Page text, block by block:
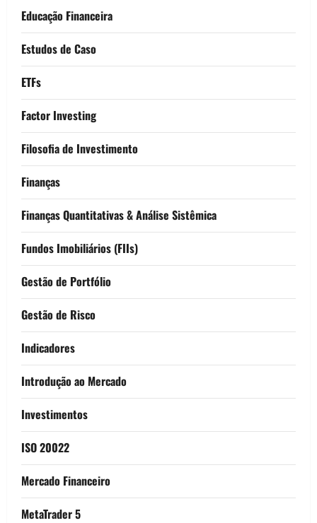
Educação Financeira
Estudos de Caso
ETFs
Factor Investing
Filosofia de Investimento
Finanças
Finanças Quantitativas & Análise Sistêmica
Fundos Imobiliários (FIIs)
Gestão de Portfólio
Gestão de Risco
Indicadores
Introdução ao Mercado
Investimentos
ISO 20022
Mercado Financeiro
MetaTrader 5